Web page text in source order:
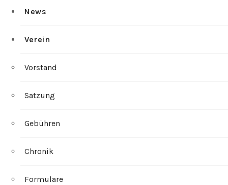
News
Verein
Vorstand
Satzung
Gebühren
Chronik
Formulare